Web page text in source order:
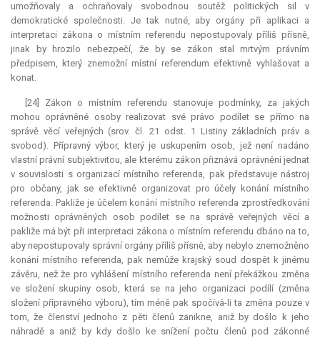
umožňovaly a ochraňovaly svobodnou soutěž politických sil v
demokratické společnosti. Je tak nutné, aby orgány při aplikaci a
interpretaci zákona o místním referendu nepostupovaly příliš přísně,
jinak by hrozilo nebezpečí, že by se zákon stal mrtvým právním
předpisem, který znemožní místní referendum efektivně vyhlašovat a
konat.
[24] Zákon o místním referendu stanovuje podmínky, za jakých
mohou oprávněné osoby realizovat své právo podílet se přímo na
správě věcí veřejných (srov. čl. 21 odst. 1 Listiny základních práv a
svobod). Přípravný výbor, který je uskupením osob, jež není nadáno
vlastní právní subjektivitou, ale kterému zákon přiznává oprávnění jednat
v souvislosti s organizací místního referenda, pak představuje nástroj
pro občany, jak se efektivně organizovat pro účely konání místního
referenda. Pakliže je účelem konání místního referenda zprostředkování
možnosti oprávněných osob podílet se na správě veřejných věcí a
pakliže má být při interpretaci zákona o místním referendu dbáno na to,
aby nepostupovaly správní orgány příliš přísně, aby nebylo znemožněno
konání místního referenda, pak nemůže krajský soud dospět k jinému
závěru, než že pro vyhlášení místního referenda není překážkou změna
ve složení skupiny osob, která se na jeho organizaci podílí (změna
složení přípravného výboru), tím méně pak spočívá-li ta změna pouze v
tom, že členství jednoho z pěti členů zanikne, aniž by došlo k jeho
náhradě a aniž by kdy došlo ke snížení počtu členů pod zákonné